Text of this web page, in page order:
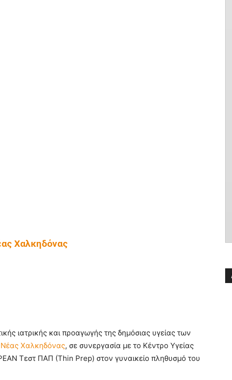
Χαλκηδόνας
ιατρικής και προαγωγής της δημόσιας υγείας των
Χαλκηδόνας, σε συνεργασία με το Κέντρο Υγείας
Τεστ ΠΑΠ (Thin Prep) στον γυναικείο πληθυσμό του